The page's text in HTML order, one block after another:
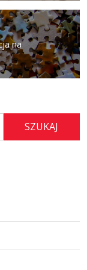
na